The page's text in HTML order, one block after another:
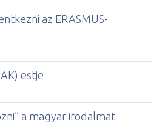
az ERASMUS-
estje
a magyar irodalmat